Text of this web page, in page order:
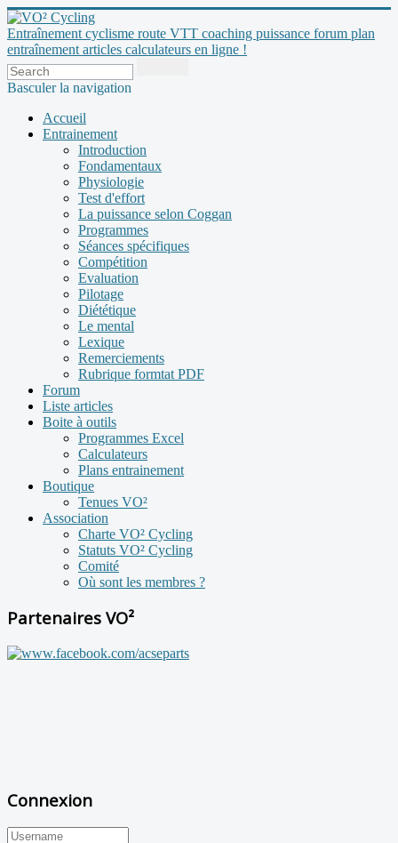
Entraînement cyclisme route VTT coaching puissance forum plan
entraînement articles calculateurs en ligne !
Basculer la navigation
Accueil
Entrainement
Introduction
Fondamentaux
Physiologie
Test d'effort
La puissance selon Coggan
Programmes
Séances spécifiques
Compétition
Evaluation
Pilotage
Diététique
Le mental
Lexique
Remerciements
Rubrique formtat PDF
Forum
Liste articles
Boite à outils
Programmes Excel
Calculateurs
Plans entrainement
Boutique
Tenues VO²
Association
Charte VO² Cycling
Statuts VO² Cycling
Comité
Où sont les membres ?
Partenaires VO²
Connexion